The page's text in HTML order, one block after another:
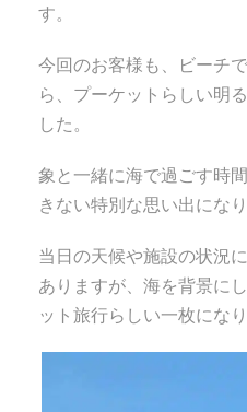
す。
今回のお客様も、ビーチ
ら、プーケットらしい明
した。
象と一緒に海で過ごす時
きない特別な思い出になり
当日の天候や施設の状況
ありますが、海を背景に
ット旅行らしい一枚になり